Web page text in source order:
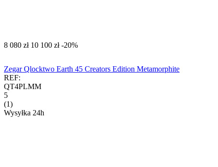
‍8 080‍ zł ‍10 100‍ zł -20%
Zegar Qlocktwo Earth 45 Creators Edition Metamorphite
REF:
QT4PLMM
5
(1)
Wysyłka 24h